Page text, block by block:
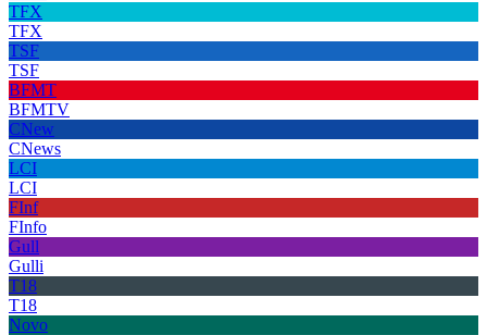
TFX
TFX
TSF
TSF
BFMT
BFMTV
CNew
CNews
LCI
LCI
FInf
FInfo
Gull
Gulli
T18
T18
Novo